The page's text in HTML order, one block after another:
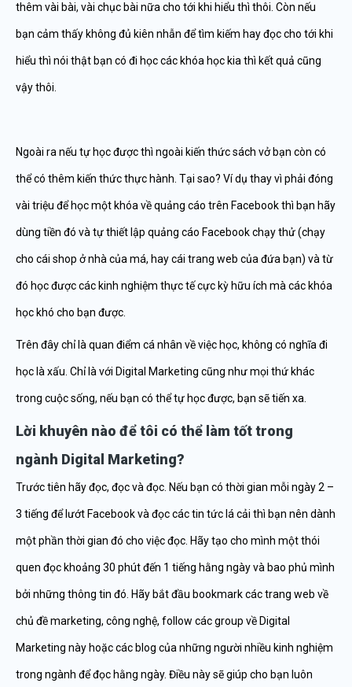
thêm vài bài, vài chục bài nữa cho tới khi hiểu thì thôi. Còn nếu
bạn cảm thấy không đủ kiên nhẫn để tìm kiếm hay đọc cho tới khi
hiểu thì nói thật bạn có đi học các khóa học kia thì kết quả cũng
vậy thôi.
Ngoài ra nếu tự học được thì ngoài kiến thức sách vở bạn còn có
thể có thêm kiến thức thực hành. Tại sao? Ví dụ thay vì phải đóng
vài triệu để học một khóa về quảng cáo trên Facebook thì bạn hãy
dùng tiền đó và tự thiết lập quảng cáo Facebook chạy thử (chạy
cho cái shop ở nhà của má, hay cái trang web của đứa bạn) và từ
đó học được các kinh nghiệm thực tế cực kỳ hữu ích mà các khóa
học khó cho bạn được.
Trên đây chỉ là quan điểm cá nhân về việc học, không có nghĩa đi
học là xấu. Chỉ là với Digital Marketing cũng như mọi thứ khác
trong cuộc sống, nếu bạn có thể tự học được, bạn sẽ tiến xa.
Lời khuyên nào để tôi có thể làm tốt trong
ngành Digital Marketing?
Trước tiên hãy đọc, đọc và đọc. Nếu bạn có thời gian mỗi ngày 2 –
3 tiếng để lướt Facebook và đọc các tin tức lá cải thì bạn nên dành
một phần thời gian đó cho việc đọc. Hãy tạo cho mình một thói
quen đọc khoảng 30 phút đến 1 tiếng hằng ngày và bao phủ mình
bởi những thông tin đó. Hãy bắt đầu bookmark các trang web về
chủ đề marketing, công nghệ, follow các group về Digital
Marketing này hoặc các blog của những người nhiều kinh nghiệm
trong ngành để đọc hằng ngày. Điều này sẽ giúp cho bạn luôn